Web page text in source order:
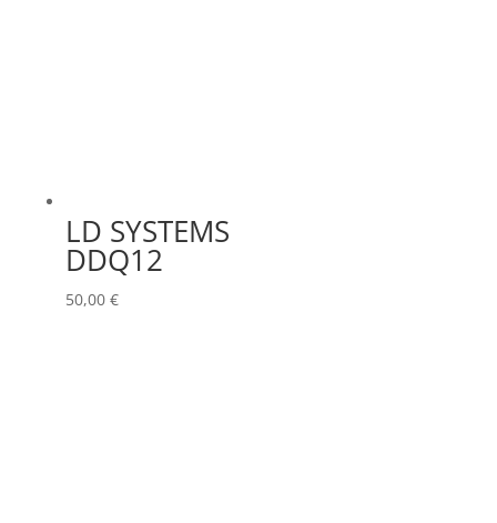
LD SYSTEMS
DDQ12
50,00 €